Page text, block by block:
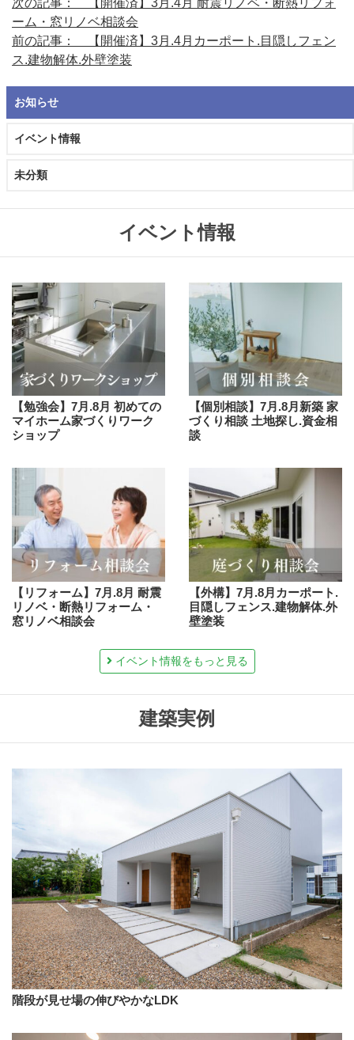
ーム・窓リノベ相談会
前の記事： 【開催済】3月.4月カーポート.目隠しフェン
ス.建物解体.外壁塗装
お知らせ
イベント情報
未分類
イベント情報
【勉強会】7月.8月 初めての
マイホーム家づくりワーク
ショップ
【個別相談】7月.8月新築 家
づくり相談 土地探し.資金相
談
【リフォーム】7月.8月 耐震
リノベ・断熱リフォーム・
窓リノベ相談会
【外構】7月.8月カーポート.
目隠しフェンス.建物解体.外
壁塗装
イベント情報をもっと見る
建築実例
階段が見せ場の伸びやかなLDK